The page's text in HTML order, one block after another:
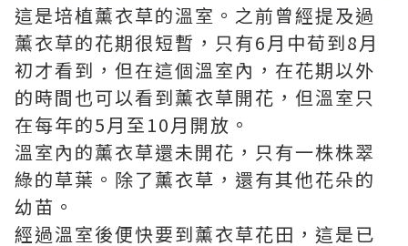
這是培植薰衣草的溫室。之前曾經提及過
薰衣草的花期很短暫，只有6月中荀到8月
初才看到，但在這個溫室內，在花期以外
的時間也可以看到薰衣草開花，但溫室只
在每年的5月至10月開放。
溫室內的薰衣草還未開花，只有一株株翠
綠的草葉。除了薰衣草，還有其他花朵的
幼苗。
經過溫室後便快要到薰衣草花田，這是已